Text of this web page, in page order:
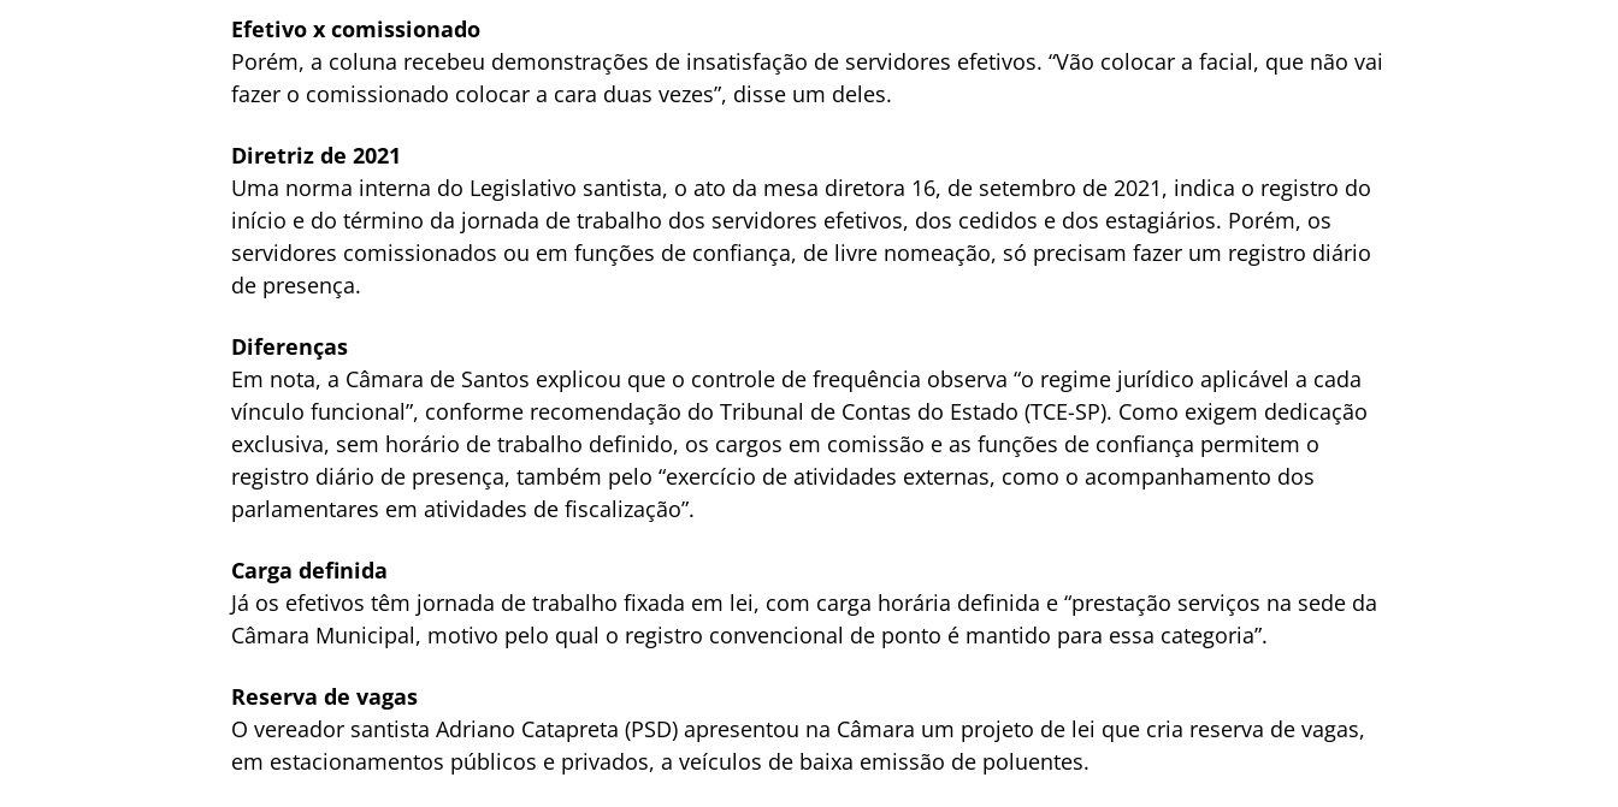
Efetivo x comissionado
Porém, a coluna recebeu demonstrações de insatisfação de servidores efetivos. “Vão colocar a facial, que não vai
fazer o comissionado colocar a cara duas vezes”, disse um deles.
Diretriz de 2021
Uma norma interna do Legislativo santista, o ato da mesa diretora 16, de setembro de 2021, indica o registro do
início e do término da jornada de trabalho dos servidores efetivos, dos cedidos e dos estagiários. Porém, os
servidores comissionados ou em funções de confiança, de livre nomeação, só precisam fazer um registro diário
de presença.
Diferenças
Em nota, a Câmara de Santos explicou que o controle de frequência observa “o regime jurídico aplicável a cada
vínculo funcional”, conforme recomendação do Tribunal de Contas do Estado (TCE-SP). Como exigem dedicação
exclusiva, sem horário de trabalho definido, os cargos em comissão e as funções de confiança permitem o
registro diário de presença, também pelo “exercício de atividades externas, como o acompanhamento dos
parlamentares em atividades de fiscalização”.
Carga definida
Já os efetivos têm jornada de trabalho fixada em lei, com carga horária definida e “prestação serviços na sede da
Câmara Municipal, motivo pelo qual o registro convencional de ponto é mantido para essa categoria”.
Reserva de vagas
O vereador santista Adriano Catapreta (PSD) apresentou na Câmara um projeto de lei que cria reserva de vagas,
em estacionamentos públicos e privados, a veículos de baixa emissão de poluentes.